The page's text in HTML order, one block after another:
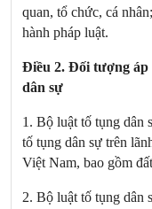
quan, tổ chức, cá
hành pháp luật.
Điều 2. Đối tượng áp
dân sự
1. Bộ luật tố tụng dân
tố tụng dân sự trên
Việt Nam, bao gồm
2. Bộ luật tố tụng dân